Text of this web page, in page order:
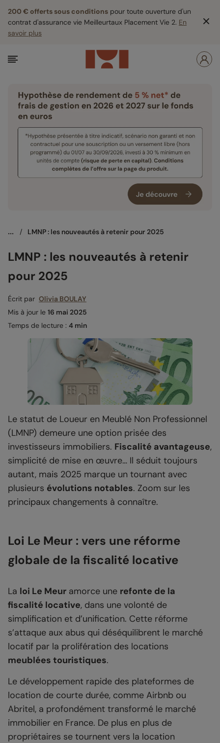
200 € offerts sous conditions pour toute ouverture d'un
contrat d'assurance vie Meilleurtaux Placement Vie 2. En
savoir plus
... / LMNP : les nouveautés à retenir pour 2025
LMNP : les nouveautés à retenir
pour 2025
Écrit par Olivia BOULAY
Mis à jour le 16 mai 2025
Temps de lecture : 4 min
Le statut de Loueur en Meublé Non Professionnel
(LMNP) demeure une option prisée des
investisseurs immobiliers. Fiscalité avantageuse,
simplicité de mise en œuvre… Il séduit toujours
autant, mais 2025 marque un tournant avec
plusieurs évolutions notables. Zoom sur les
principaux changements à connaître.
Loi Le Meur : vers une réforme
globale de la fiscalité locative
La loi Le Meur amorce une refonte de la
fiscalité locative, dans une volonté de
simplification et d’unification. Cette réforme
s’attaque aux abus qui déséquilibrent le marché
locatif par la prolifération des locations
meublées touristiques.
Le développement rapide des plateformes de
location de courte durée, comme Airbnb ou
Abritel, a profondément transformé le marché
immobilier en France. De plus en plus de
propriétaires se tournent vers la location